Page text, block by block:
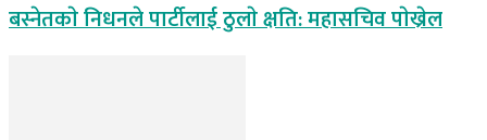
बस्नेतकाे निधनले पार्टीलाई ठुलाे क्षति: महासचिव पाेख्रेल